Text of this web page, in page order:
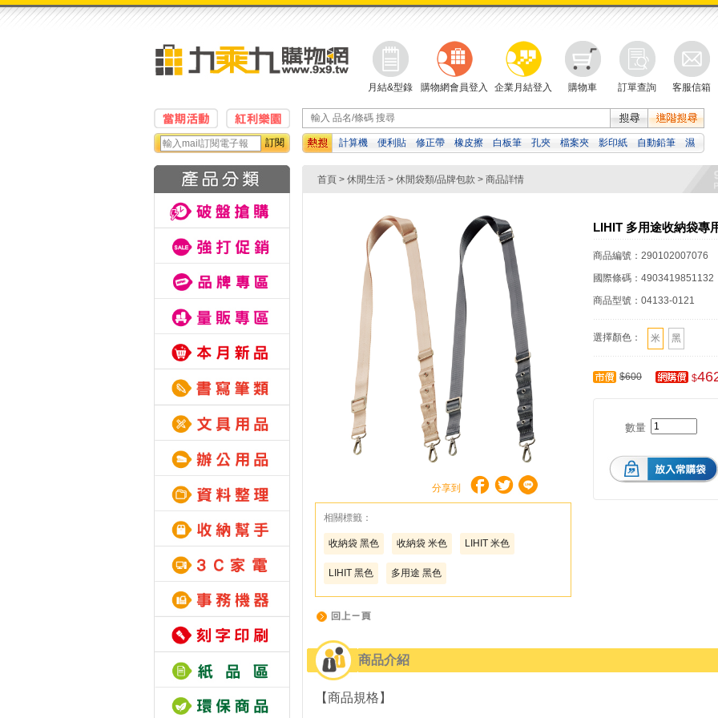
月結&型錄 購物網會員登入 企業月結登入 購物車 訂單查詢 客服信箱
訂閱 計算機 便利貼 修正帶 橡皮擦 白板筆 孔夾 檔案夾 影印紙 自動鉛筆
濕
首頁 > 休閒生活 > 休閒袋類/品牌包款 > 商品詳情
分享到
相關標籤：
收納袋 黑色 收納袋 米色 LIHIT 米色
LIHIT 黑色 多用途 黑色
LIHIT 多用途收納袋專
商品編號： 290102007076
國際條碼： 4903419851132
商品型號： 04133-0121
選擇顏色： 米 黑
$600 $
數量
商品介紹
【商品規格】